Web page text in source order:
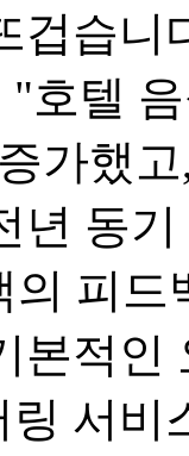
겁습니
호텔
가했
년 동
의 피
본적인
서